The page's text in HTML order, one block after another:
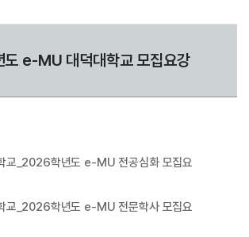
e-MU 대덕대학교 모집요강
교_2026학년도 e-MU 전공심화 모집요
교_2026학년도 e-MU 전문학사 모집요